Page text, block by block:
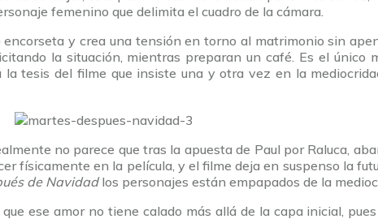
femenino que delimita el cuadro de la cámara.
y crea una tensión en torno al matrimonio sin
la situación, mientras preparan un café. Es el único
tesis del filme que insiste una y otra vez en la
no parece que tras la apuesta de Paul por Raluca,
físicamente en la película, y el filme deja en suspenso la
de Navidadlos personajes están empapados de la
ese amor no tiene calado más allá de la capa inicial,